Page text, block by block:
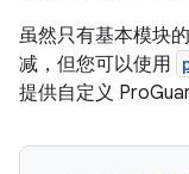
虽然只有基本模块
减，但您可以使用
提供自定义